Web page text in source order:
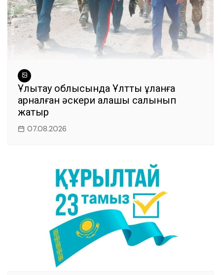
Ұлытау облысында Ұлттық ұланға
арналған әскери қалашық салынып
жатыр
07.08.2026